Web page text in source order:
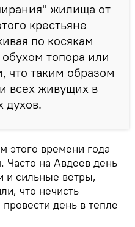
жилища от
крестьяне
по косякам
топора или
что таким образом
всех живущих в
духов.
этого времени года
Часто на Авдеев день
и сильные ветры,
что нечисть
день в тепле